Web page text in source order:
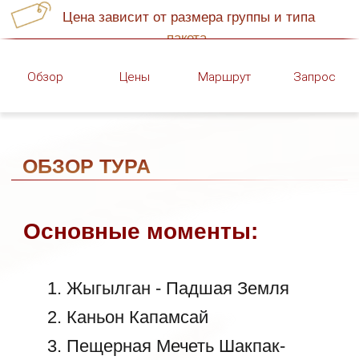
mangystau@redmaya-
travel.kz
Каньон Капамсай
Пещерная Мечеть Шакпак-
Торыш - Долина Шаров
Тузбаир - Солончак
Тирамису
Панорама
Бозжыра - Панорама Гребня
Клыков